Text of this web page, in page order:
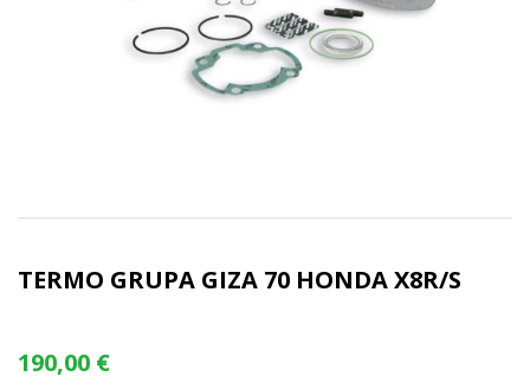
Zaboravljena lozinka?
TERMO GRUPA GIZA 70 HONDA X8R/S
190,00 €